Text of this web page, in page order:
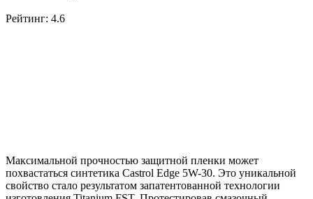
Рейтинг: 4.6
Максимальной прочностью защитной пленки может
похвастаться синтетика Castrol Edge 5W-30. Это уникальной
свойство стало результатом запатентованной технологии